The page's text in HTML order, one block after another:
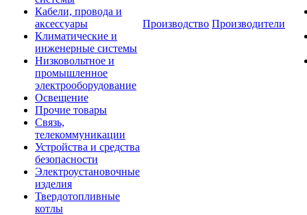
Кабели, провода и
аксессуары
Климатические и
инженерные системы
Низковольтное и
промышленное
электрооборудование
Освещение
Прочие товары
Связь,
телекоммуникации
Устройства и средства
безопасности
Электроустановочные
изделия
Твердотопливные
котлы
Производство Производители